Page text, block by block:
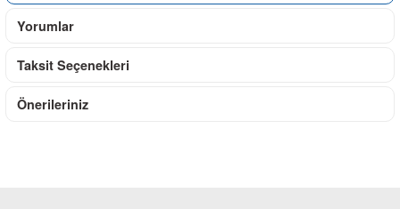
Yorumlar
Taksit Seçenekleri
Önerileriniz